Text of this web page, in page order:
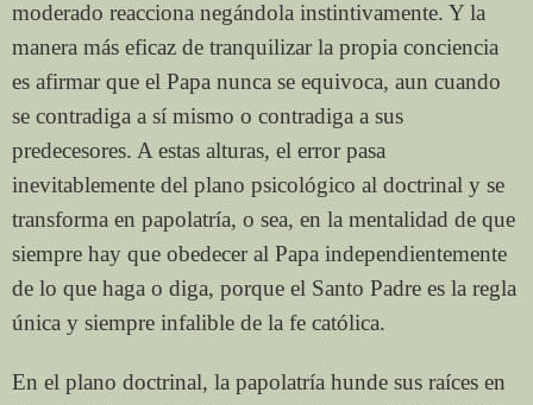
moderado reacciona negándola instintivamente. Y la
manera más eficaz de tranquilizar la propia conciencia
es afirmar que el Papa nunca se equivoca, aun cuando
se contradiga a sí mismo o contradiga a sus
predecesores. A estas alturas, el error pasa
inevitablemente del plano psicológico al doctrinal y se
transforma en papolatría, o sea, en la mentalidad de que
siempre hay que obedecer al Papa independientemente
de lo que haga o diga, porque el Santo Padre es la regla
única y siempre infalible de la fe católica.
En el plano doctrinal, la papolatría hunde sus raíces en